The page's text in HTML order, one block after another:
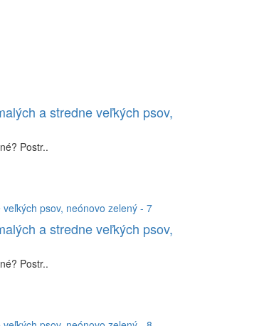
a stredne veľkých psov,
Postr..
a stredne veľkých psov,
Postr..